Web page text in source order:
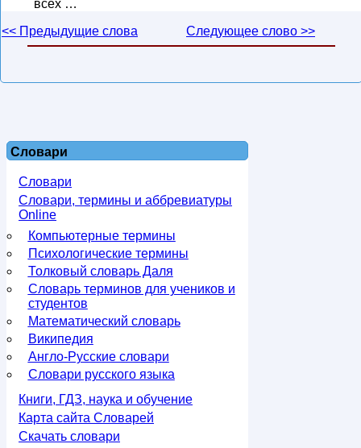
всех …
<< Предыдущие слова
Следующее слово >>
Словари
Словари
Словари, термины и аббревиатуры
Online
Компьютерные термины
Психологические термины
Толковый словарь Даля
Словарь терминов для учеников и
студентов
Математический словарь
Википедия
Англо-Русские словари
Словари русского языка
Книги, ГДЗ, наука и обучение
Карта сайта Словарей
Скачать словари